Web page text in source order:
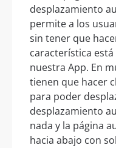
desplazamiento
permite a los
sin tener que
característica
nuestra App. En
tienen que hacer
para poder
desplazamiento
nada y la página
hacia abajo con